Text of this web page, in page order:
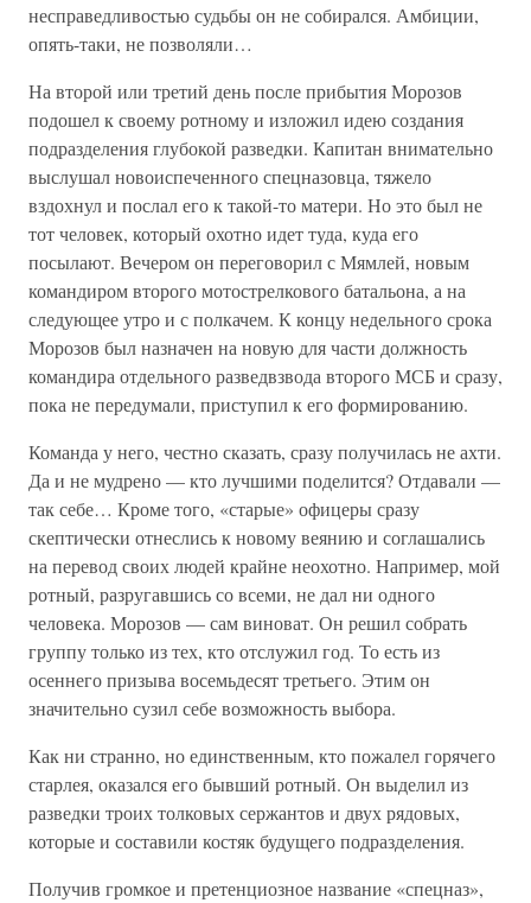
несправедливостью судьбы он не собирался. Амбиции,
опять-таки, не позволяли…
На второй или третий день после прибытия Морозов
подошел к своему ротному и изложил идею создания
подразделения глубокой разведки. Капитан внимательно
выслушал новоиспеченного спецназовца, тяжело
вздохнул и послал его к такой-то матери. Но это был не
тот человек, который охотно идет туда, куда его
посылают. Вечером он переговорил с Мямлей, новым
командиром второго мотострелкового батальона, а на
следующее утро и с полкачем. К концу недельного срока
Морозов был назначен на новую для части должность
командира отдельного разведвзвода второго МСБ и сразу,
пока не передумали, приступил к его формированию.
Команда у него, честно сказать, сразу получилась не ахти.
Да и не мудрено — кто лучшими поделится? Отдавали —
так себе… Кроме того, «старые» офицеры сразу
скептически отнеслись к новому веянию и соглашались
на перевод своих людей крайне неохотно. Например, мой
ротный, разругавшись со всеми, не дал ни одного
человека. Морозов — сам виноват. Он решил собрать
группу только из тех, кто отслужил год. То есть из
осеннего призыва восемьдесят третьего. Этим он
значительно сузил себе возможность выбора.
Как ни странно, но единственным, кто пожалел горячего
старлея, оказался его бывший ротный. Он выделил из
разведки троих толковых сержантов и двух рядовых,
которые и составили костяк будущего подразделения.
Получив громкое и претенциозное название «спецназ»,